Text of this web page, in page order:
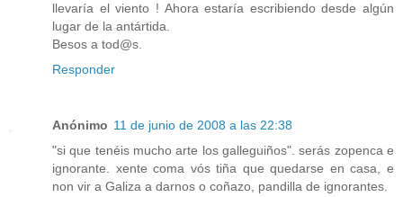
llevaría el viento ! Ahora estaría escribiendo desde algún
lugar de la antártida.
Besos a tod@s.
Responder
Anónimo 11 de junio de 2008 a las 22:38
"si que tenéis mucho arte los galleguiños". serás zopenca e
ignorante. xente coma vós tiña que quedarse en casa, e
non vir a Galiza a darnos o coñazo, pandilla de ignorantes.